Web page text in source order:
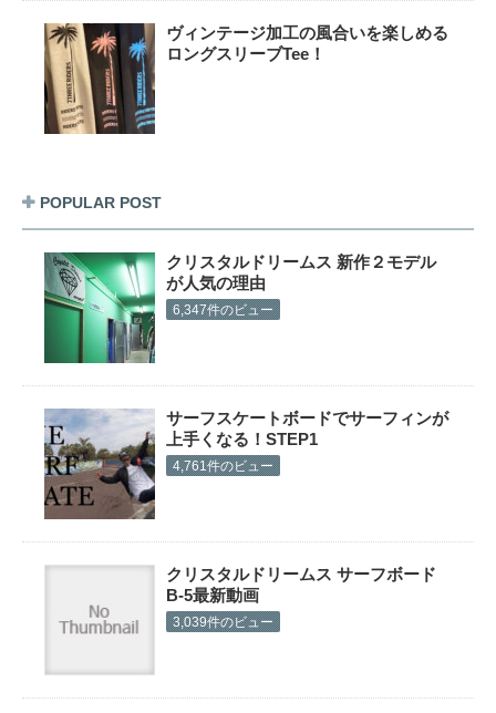
ヴィンテージ加工の風合いを楽しめる
ロングスリーブTee！
POPULAR POST
クリスタルドリームス 新作２モデル
が人気の理由
6,347件のビュー
サーフスケートボードでサーフィンが
上手くなる！STEP1
4,761件のビュー
クリスタルドリームス サーフボード
B-5最新動画
3,039件のビュー